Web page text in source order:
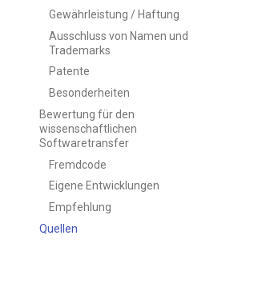
Gewährleistung / Haftung
Ausschluss von Namen und
Trademarks
Patente
Besonderheiten
Bewertung für den
wissenschaftlichen
Softwaretransfer
Fremdcode
Eigene Entwicklungen
Empfehlung
Quellen